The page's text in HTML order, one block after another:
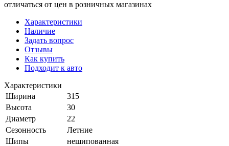
отличаться от цен в розничных магазинах
Характеристики
Наличие
Задать вопрос
Отзывы
Как купить
Подходит к авто
Характеристики
Ширина
315
Высота
30
Диаметр
22
Сезонность
Летние
Шипы
нешипованная